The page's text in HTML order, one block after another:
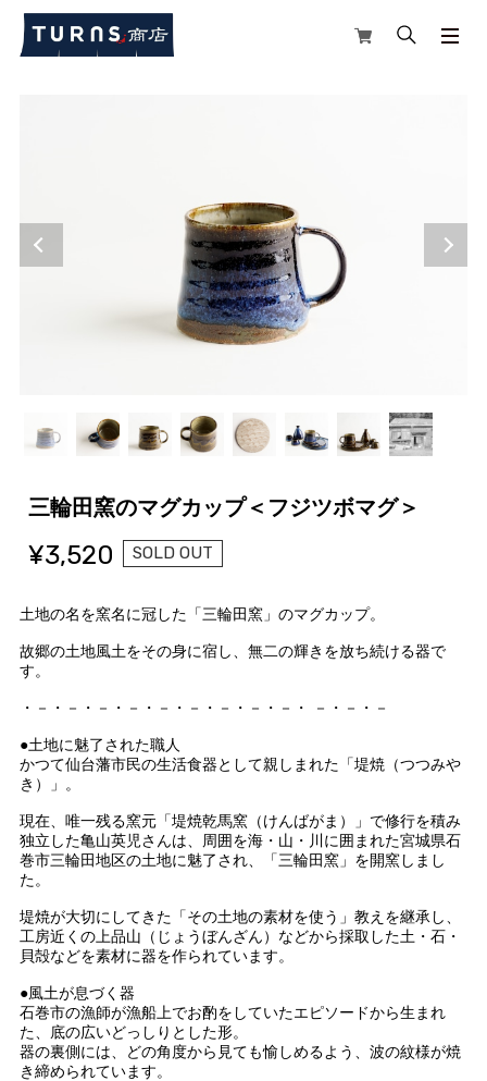
三輪田窯のマグカップ＜フジツボマグ＞
¥3,520 SOLD OUT
土地の名を窯名に冠した「三輪田窯」のマグカップ。
故郷の土地風土をその身に宿し、無二の輝きを放ち続ける器で
す。
・－・－・－・－・－・－・－・－・－・ －・－・－
●土地に魅了された職人
かつて仙台藩市民の生活食器として親しまれた「堤焼（つつみや
き）」。
現在、唯一残る窯元「堤焼乾馬窯（けんばがま）」で修行を積み
独立した亀山英児さんは、周囲を海・山・川に囲まれた宮城県石
巻市三輪田地区の土地に魅了され、「三輪田窯」を開窯しまし
た。
堤焼が大切にしてきた「その土地の素材を使う」教えを継承し、
工房近くの上品山（じょうぼんざん）などから採取した土・石・
貝殻などを素材に器を作られています。
●風土が息づく器
石巻市の漁師が漁船上でお酌をしていたエピソードから生まれ
た、底の広いどっしりとした形。
器の裏側には、どの角度から見ても愉しめるよう、波の紋様が焼
き締められています。